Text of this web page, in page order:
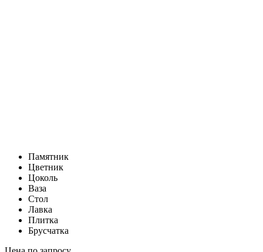
Памятник
Цветник
Цоколь
Ваза
Стол
Лавка
Плитка
Брусчатка